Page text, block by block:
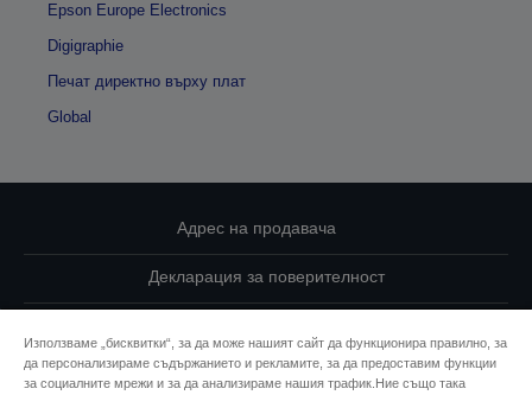
Epson Europe Electronics
Digigraphie
Печат директно върху плат
Global
Адрес на продавача
Декларация за поверителност
Свържете се с нас за Вашите данни
Използваме „бисквитки“, за да може нашият сайт да функционира правилно, за
да персонализираме съдържанието и рекламите, за да предоставим функции
за социалните мрежи и за да анализираме нашия трафик.Ние също така